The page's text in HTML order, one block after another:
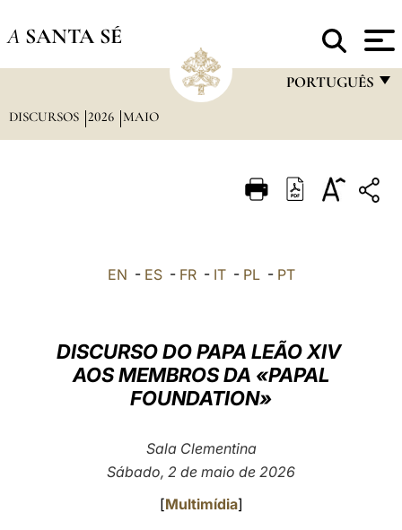
A SANTA SÉ
PORTUGUÊS
ITALIANO
العربيّة
DISCURSOS 2026 MAIO
EN - ES- FR- IT- PL- PT
DISCURSO DO PAPA LEÃO XIV
AOS MEMBROS DA «PAPAL
FOUNDATION»
Sala Clementina
Sábado, 2 de maio de 2026
[Multimídia]